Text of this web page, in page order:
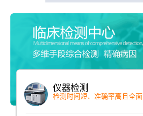
仪器检测
检测时间短、准确率高且全面